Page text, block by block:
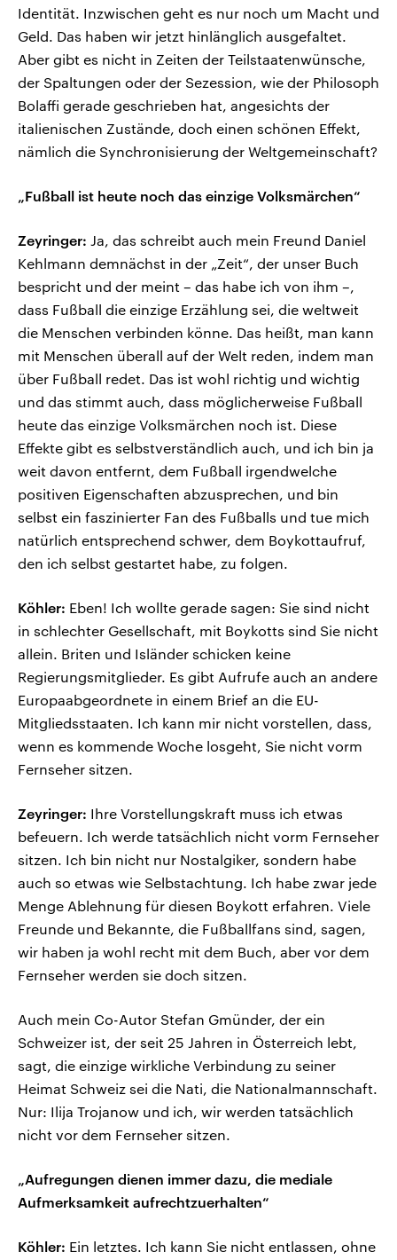
Identität. Inzwischen geht es nur noch um Macht und
Geld. Das haben wir jetzt hinlänglich ausgefaltet.
Aber gibt es nicht in Zeiten der Teilstaatenwünsche,
der Spaltungen oder der Sezession, wie der Philosoph
Bolaffi gerade geschrieben hat, angesichts der
italienischen Zustände, doch einen schönen Effekt,
nämlich die Synchronisierung der Weltgemeinschaft?
„Fußball ist heute noch das einzige Volksmärchen“
Zeyringer: Ja, das schreibt auch mein Freund Daniel
Kehlmann demnächst in der „Zeit“, der unser Buch
bespricht und der meint – das habe ich von ihm –,
dass Fußball die einzige Erzählung sei, die weltweit
die Menschen verbinden könne. Das heißt, man kann
mit Menschen überall auf der Welt reden, indem man
über Fußball redet. Das ist wohl richtig und wichtig
und das stimmt auch, dass möglicherweise Fußball
heute das einzige Volksmärchen noch ist. Diese
Effekte gibt es selbstverständlich auch, und ich bin ja
weit davon entfernt, dem Fußball irgendwelche
positiven Eigenschaften abzusprechen, und bin
selbst ein faszinierter Fan des Fußballs und tue mich
natürlich entsprechend schwer, dem Boykottaufruf,
den ich selbst gestartet habe, zu folgen.
Köhler: Eben! Ich wollte gerade sagen: Sie sind nicht
in schlechter Gesellschaft, mit Boykotts sind Sie nicht
allein. Briten und Isländer schicken keine
Regierungsmitglieder. Es gibt Aufrufe auch an andere
Europaabgeordnete in einem Brief an die EU-
Mitgliedsstaaten. Ich kann mir nicht vorstellen, dass,
wenn es kommende Woche losgeht, Sie nicht vorm
Fernseher sitzen.
Zeyringer: Ihre Vorstellungskraft muss ich etwas
befeuern. Ich werde tatsächlich nicht vorm Fernseher
sitzen. Ich bin nicht nur Nostalgiker, sondern habe
auch so etwas wie Selbstachtung. Ich habe zwar jede
Menge Ablehnung für diesen Boykott erfahren. Viele
Freunde und Bekannte, die Fußballfans sind, sagen,
wir haben ja wohl recht mit dem Buch, aber vor dem
Fernseher werden sie doch sitzen.
Auch mein Co-Autor Stefan Gmünder, der ein
Schweizer ist, der seit 25 Jahren in Österreich lebt,
sagt, die einzige wirkliche Verbindung zu seiner
Heimat Schweiz sei die Nati, die Nationalmannschaft.
Nur: Ilija Trojanow und ich, wir werden tatsächlich
nicht vor dem Fernseher sitzen.
„Aufregungen dienen immer dazu, die mediale
Aufmerksamkeit aufrechtzuerhalten“
Köhler: Ein letztes. Ich kann Sie nicht entlassen, ohne